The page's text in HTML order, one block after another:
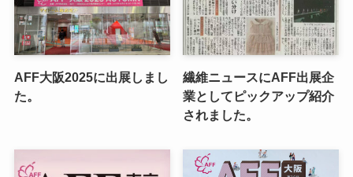
AFF大阪2025に出展しまし
た。
繊維ニュースにAFF出展企
業としてピックアップ紹介
されました。